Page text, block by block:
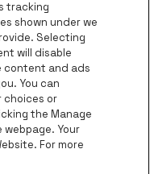
van Europcar
Ga naar de
Coca-Cola
naar de website van
Ga naar de
van Champagne
Ga naar de website
website van Het
Ga naar de
van be•at
tracking
shown under we
Selecting
will disable
content and ads
You can
choices or
the Manage
Your
For more